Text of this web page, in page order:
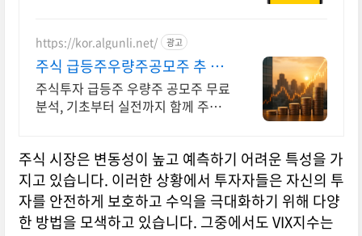
https://kor.algunli.net/ 광고
주식 급등주우량주공모주 추 지
금 안보면 늦어요
주식투자 급등주 우량주 공모주 무료
분석, 기초부터 실전까지 함께 주식
주식 시장은 변동성이 높고 예측하기 어려운 특성을 가
지고 있습니다. 이러한 상황에서 투자자들은 자신의 투
자를 안전하게 보호하고 수익을 극대화하기 위해 다양
한 방법을 모색하고 있습니다. 그중에서도 VIX지수는